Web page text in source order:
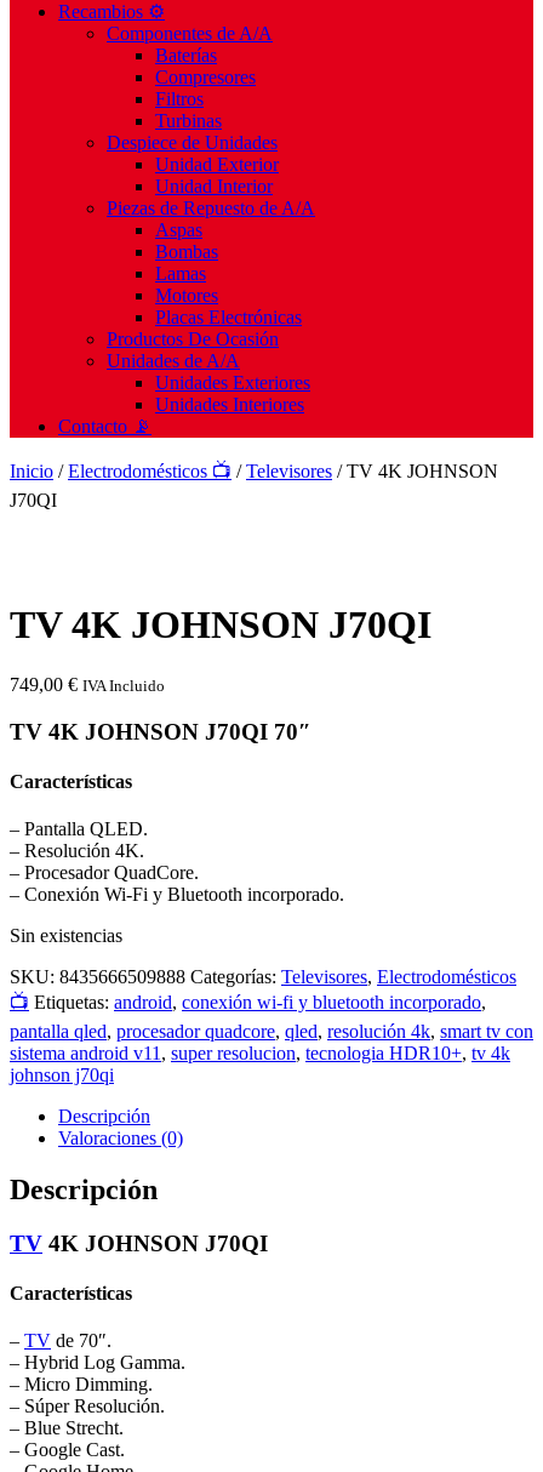
Recambios ⚙️
Componentes de A/A
Baterías
Compresores
Filtros
Turbinas
Despiece de Unidades
Unidad Exterior
Unidad Interior
Piezas de Repuesto de A/A
Aspas
Bombas
Lamas
Motores
Placas Electrónicas
Productos De Ocasión
Unidades de A/A
Unidades Exteriores
Unidades Interiores
Contacto 📡
Inicio /Electrodomésticos 📺 /Televisores / TV 4K JOHNSON
J70QI
TV 4K JOHNSON J70QI
749,00 € IVA Incluido
TV 4K JOHNSON J70QI 70″
Características
– Pantalla QLED.
– Resolución 4K.
– Procesador QuadCore.
– Conexión Wi-Fi y Bluetooth incorporado.
Sin existencias
SKU: 8435666509888 Categorías: Televisores, Electrodomésticos
📺 Etiquetas: android, conexión wi-fi y bluetooth incorporado,
pantalla qled, procesador quadcore, qled, resolución 4k, smart tv con
sistema android v11 , super resolucion, tecnologia HDR10+, tv 4k
johnson j70qi
Descripción
Valoraciones (0)
Descripción
TV 4K JOHNSON J70QI
Características
– TV de 70″.
– Hybrid Log Gamma.
– Micro Dimming.
– Súper Resolución.
– Blue Strecht.
– Google Cast.